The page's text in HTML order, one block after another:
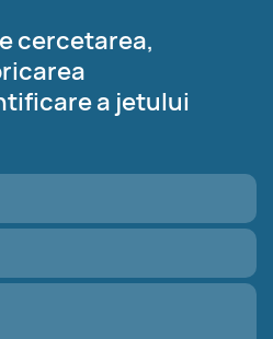
cercetarea,
a jetului